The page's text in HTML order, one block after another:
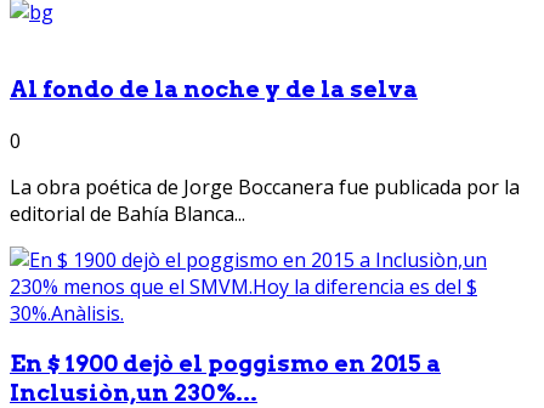
Al fondo de la noche y de la selva
0
La obra poética de Jorge Boccanera fue publicada por la
editorial de Bahía Blanca...
En $ 1900 dejò el poggismo en 2015 a
Inclusiòn,un 230%...